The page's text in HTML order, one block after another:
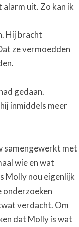
alarm uit. Zo kan ik
Hij bracht
ze vermoedden
gedaan.
inmiddels meer
samengewerkt met
wie en wat
Molly nou eigenlijk
onderzoeken
verdacht. Om
dat Molly is wat